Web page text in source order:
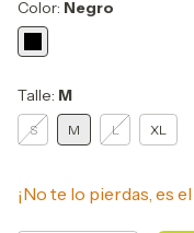
Color: Negro
Talle: M
S M L XL
¡No te lo pierdas, es